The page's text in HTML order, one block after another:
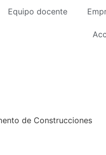
Equipo docente
de Construcciones